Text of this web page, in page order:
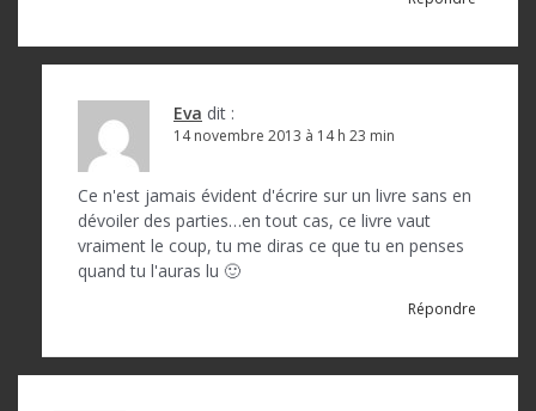
Eva dit :
14 novembre 2013 à 14 h 23 min
Ce n'est jamais évident d'écrire sur un livre sans en
dévoiler des parties…en tout cas, ce livre vaut
vraiment le coup, tu me diras ce que tu en penses
quand tu l'auras lu 🙂
Répondre